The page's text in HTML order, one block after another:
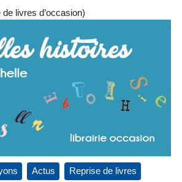
livres d’occasion)
Actus Reprise de livres